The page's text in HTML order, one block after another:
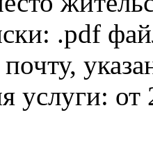
.pdf
услуги: от